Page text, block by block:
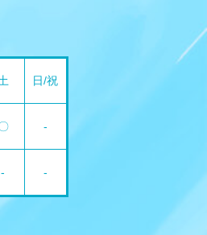
日/祝
-
- -